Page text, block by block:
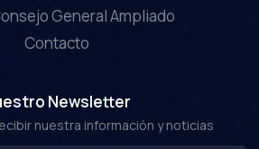
General Ampliado
Contacto
Newsletter
nuestra información y noticias